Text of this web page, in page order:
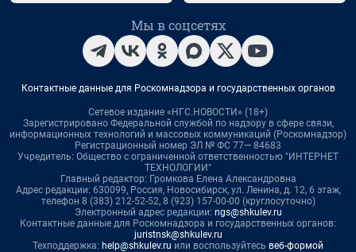
Мы в соцсетях
Контактные данные для Роскомнадзора и государственных органов
Сетевое издание «НГС.НОВОСТИ» (18+)
Зарегистрировано Федеральной службой по надзору в сфере связи,
информационных технологий и массовых коммуникаций (Роскомнадзор)
Регистрационный номер ЭЛ № ФС 77— 84683
Учредитель: Общество с ограниченной ответственностью "ИНТЕРНЕТ
ТЕХНОЛОГИИ"
Главный редактор: Громкова Елена Александровна
Адрес редакции: 630099, Россия, Новосибирск, ул. Ленина, д. 12, 6 этаж,
телефон 8 (383) 212-52-52, 8 (923) 157-00-00 (круглосуточно)
Электронный адрес редакции: ngs@shkulev.ru
Контактные данные для Роскомнадзора и государственных органов:
juristnsk@shkulev.ru
Техподдержка: help@shkulev.ru или воспользуйтесь веб-формой